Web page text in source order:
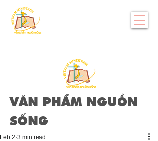
VĂN PHẨM NGUỒN
SỐNG
Feb 2 3 min read